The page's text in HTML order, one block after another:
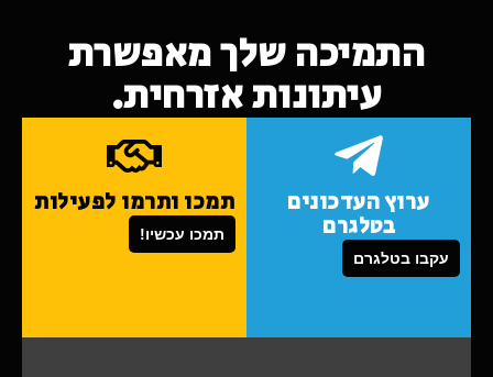
התמיכה שלך מאפשרת
עיתונות אזרחית.
ערוץ העדכונים
בטלגרם
עקבו בטלגרם
תמכו ותרמו לפעילות
תמכו עכשיו!